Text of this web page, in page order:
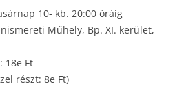
10- kb. 20:00 óráig
Műhely, Bp. XI. kerület,
18e Ft
részt: 8e Ft)